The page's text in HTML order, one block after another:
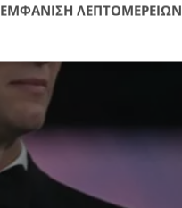
ΕΜΦΑΝΙΣΗ ΛΕΠΤΟΜΕΡΕΙΩΝ